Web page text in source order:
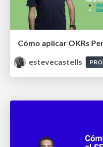
estevecastells
PRO